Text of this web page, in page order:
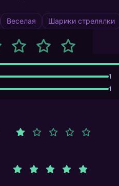
Веселая Шарики стрелялки
1
1